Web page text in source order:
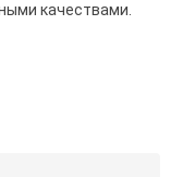
качествами.